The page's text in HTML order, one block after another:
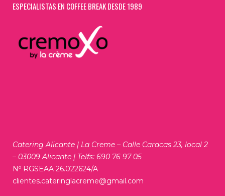
ESPECIALISTAS EN COFFEE BREAK DESDE 1989
Catering Alicante | La Creme – Calle Caracas 23, local 2
– 03009 Alicante | Telfs: 690 76 97 05
Nº RGSEAA 26.022624/A
clientes.cateringlacreme@gmail.com